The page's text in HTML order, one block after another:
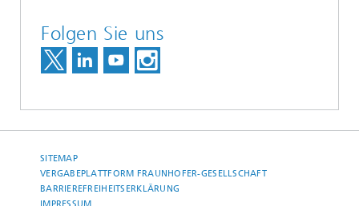
Folgen Sie uns
SITEMAP
VERGABEPLATTFORM FRAUNHOFER-GESELLSCHAFT
BARRIEREFREIHEITSERKLÄRUNG
IMPRESSUM